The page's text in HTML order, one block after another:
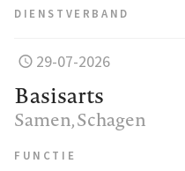
DIENSTVERBAND
29-07-2026
Basisarts
Samen, Schagen
FUNCTIE